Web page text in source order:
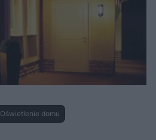
Oświetlenie domu